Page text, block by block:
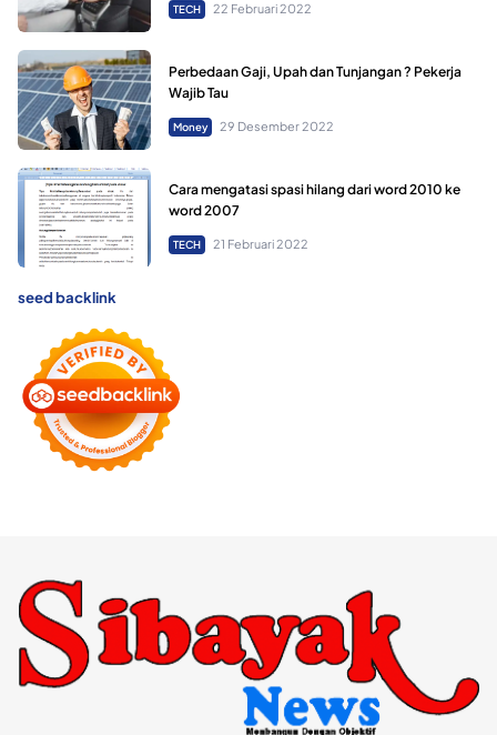
TECH 22 Februari 2022
Perbedaan Gaji, Upah dan Tunjangan ? Pekerja
Wajib Tau
Money 29 Desember 2022
Cara mengatasi spasi hilang dari word 2010 ke
word 2007
TECH 21 Februari 2022
seed backlink